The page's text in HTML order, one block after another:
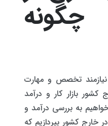
تخصص و مهارت
بازار کار و درآمد
به بررسی درآمد و
خارج کشور بپردازیم که